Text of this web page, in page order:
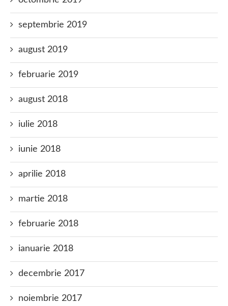
septembrie 2019
august 2019
februarie 2019
august 2018
iulie 2018
iunie 2018
aprilie 2018
martie 2018
februarie 2018
ianuarie 2018
decembrie 2017
noiembrie 2017